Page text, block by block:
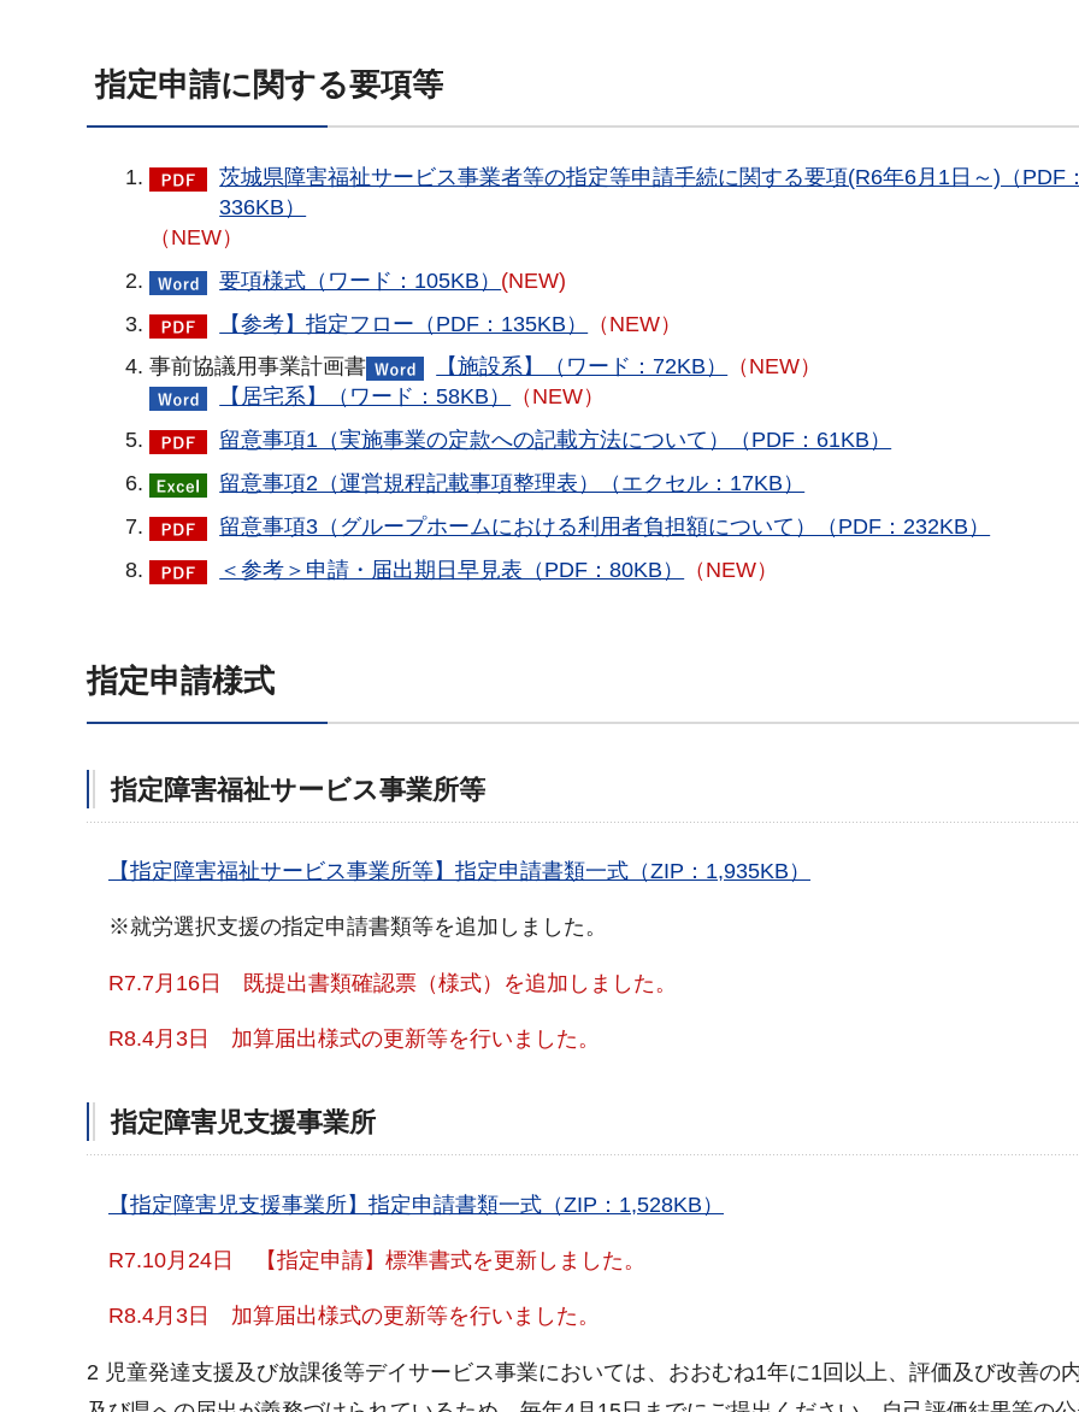
指定申請に関する要項等
茨城県障害福祉サービス事業者等の指定等申請手続に関する要項(R6年6月1日～)（PDF：
336KB）
（NEW）
要項様式（ワード：105KB） (NEW)
【参考】指定フロー（PDF：135KB）
（NEW）
事前協議用事業計画書
【施設系】（ワード：72KB）
（NEW）
【居宅系】（ワード：58KB）
（NEW）
留意事項1（実施事業の定款への記載方法について）（PDF：61KB）
留意事項2（運営規程記載事項整理表）（エクセル：17KB）
留意事項3（グループホームにおける利用者負担額について）（PDF：232KB）
＜参考＞申請・届出期日早見表（PDF：80KB）
（NEW）
指定申請様式
指定障害福祉サービス事業所等
【指定障害福祉サービス事業所等】指定申請書類一式（ZIP：1,935KB）
※就労選択支援の指定申請書類等を追加しました。
R7.7月16日 既提出書類確認票（様式）を追加しました。
R8.4月3日 加算届出様式の更新等を行いました。
指定障害児支援事業所
【指定障害児支援事業所】指定申請書類一式（ZIP：1,528KB）
R7.10月24日 【指定申請】標準書式を更新しました。
R8.4月3日 加算届出様式の更新等を行いました。
2 児童発達支援及び放課後等デイサービス事業においては、おおむね1年に1回以上、評価及び改善の